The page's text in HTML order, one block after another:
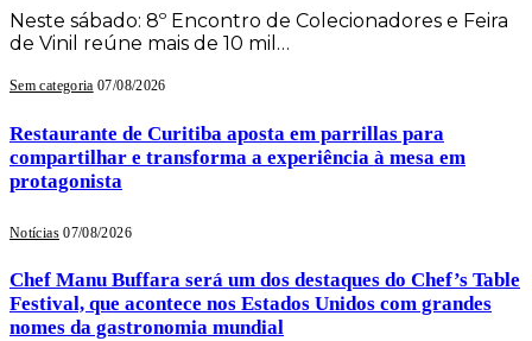
Neste sábado: 8º Encontro de Colecionadores e Feira
de Vinil reúne mais de 10 mil…
Sem categoria 07/08/2026
Restaurante de Curitiba aposta em parrillas para
compartilhar e transforma a experiência à mesa em
protagonista
Notícias 07/08/2026
Chef Manu Buffara será um dos destaques do Chef’s Table
Festival, que acontece nos Estados Unidos com grandes
nomes da gastronomia mundial